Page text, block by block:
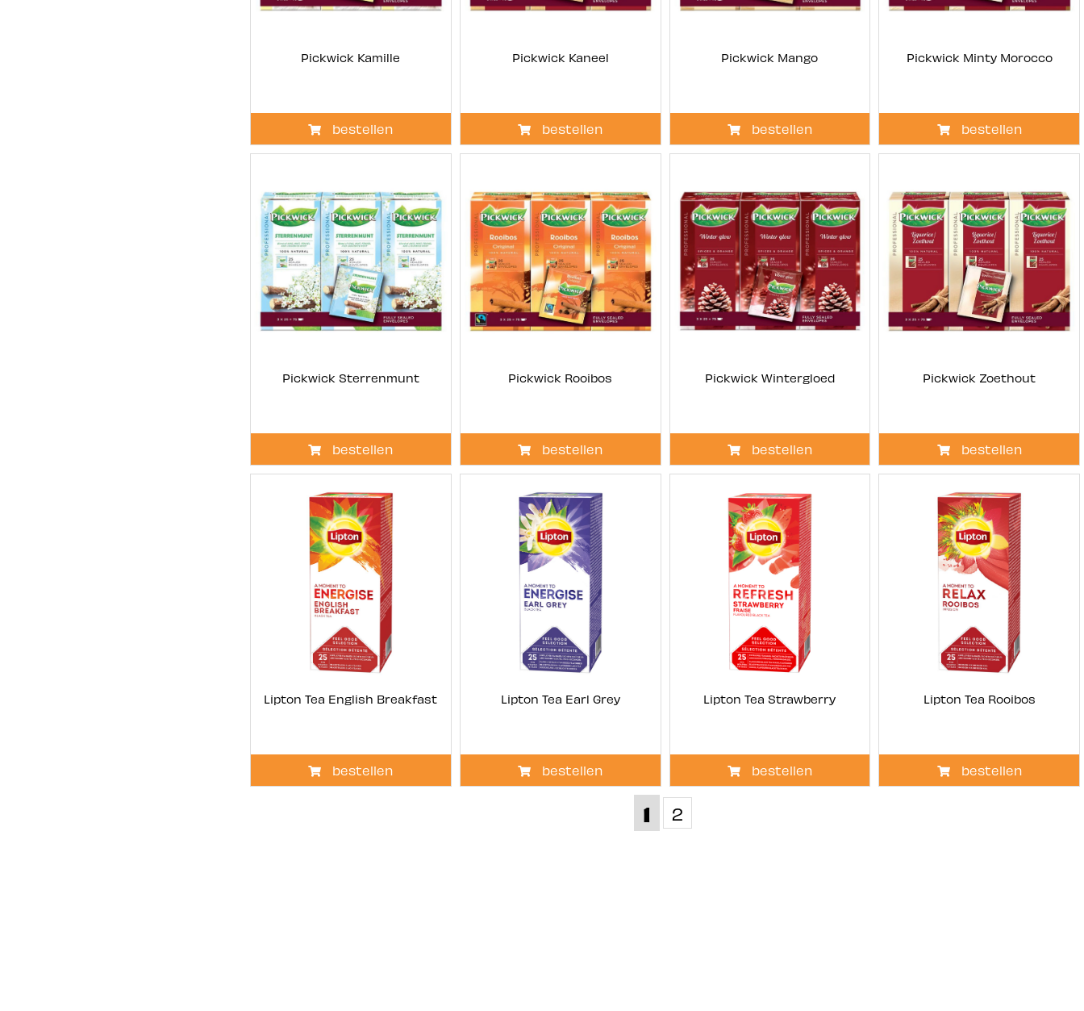
Pickwick Kamille
bestellen
Pickwick Kaneel
bestellen
Pickwick Mango
bestellen
Pickwick Minty Morocco
bestellen
Pickwick Sterrenmunt
bestellen
Pickwick Rooibos
bestellen
Pickwick Wintergloed
bestellen
Pickwick Zoethout
bestellen
Lipton Tea English Breakfast
bestellen
Lipton Tea Earl Grey
bestellen
Lipton Tea Strawberry
bestellen
Lipton Tea Rooibos
bestellen
1 2